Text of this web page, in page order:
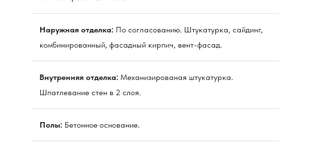
Наружная отделка: По согласованию. Штукатурка, сайдинг,
комбинированный, фасадный кирпич, вент-фасад.
Внутренняя отделка: Механизированая штукатурка.
Шпатлевание стен в 2 слоя.
Полы: Бетонное основание.